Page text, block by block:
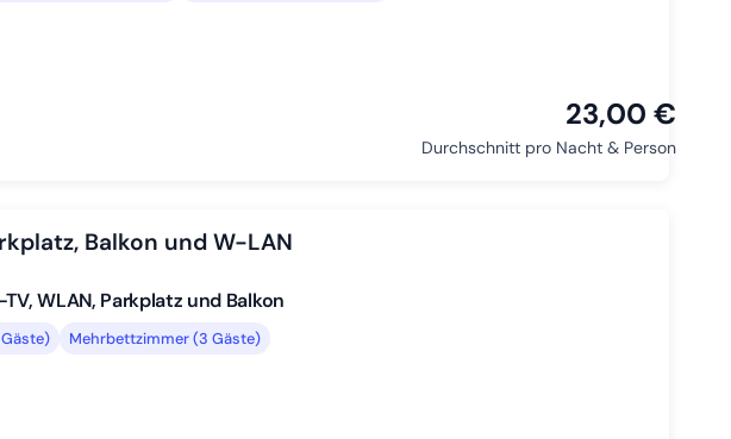
23,00 €
Durchschnitt pro Nacht & Person
Balkon und W-LAN
WLAN, Parkplatz und Balkon
Mehrbettzimmer (3 Gäste)